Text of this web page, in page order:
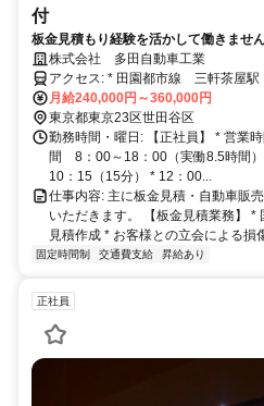
付
板金見積もり経験を活かして働きませ
株式会社 多田自動車工業
アクセス: * 田園都市線 三軒茶屋駅 徒歩15分 * 小田急線 下北沢
駅 徒歩15分 * バイク・自転車通勤
月給240,000円～360,000円
東京都東京23区世田谷区
勤務時間・曜日: 【正社員】 * 営業
間 8：00～18：00（実働8.5時間
10：15（15分） * 12：00...
仕事内容: 主に板金見積・自動車販
いただきます。 【板金見積業務】 *
見積作成 * お客様との立会による損
固定時間制 交通費支給 昇給あり
正社員